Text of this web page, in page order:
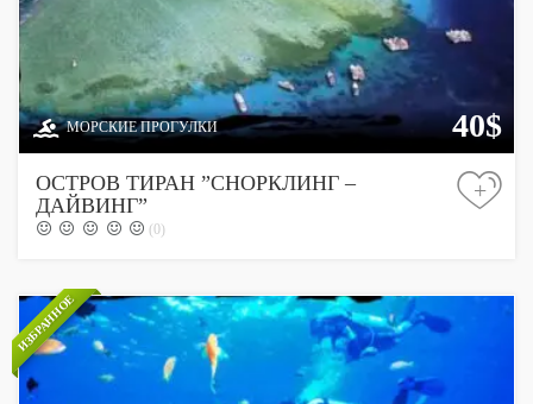
МОРСКИЕ ПРОГУЛКИ 40$
ОСТРОВ ТИРАН ”СНОРКЛИНГ –
ДАЙВИНГ”
(0)
+
ИЗБРАННОЕ